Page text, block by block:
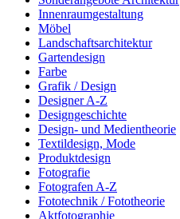
Innenraumgestaltung
Möbel
Landschaftsarchitektur
Gartendesign
Farbe
Grafik / Design
Designer A-Z
Designgeschichte
Design- und Medientheorie
Textildesign, Mode
Produktdesign
Fotografie
Fotografen A-Z
Fototechnik / Fototheorie
Aktfotographie